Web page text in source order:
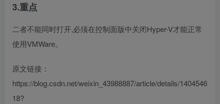
3.重点
二者不能同时打开,必须在控制面版中关闭Hyper-V才能正常
使用VMWare。
原文链接：
https://blog.csdn.net/weixin_43988887/article/details/1404546
18?